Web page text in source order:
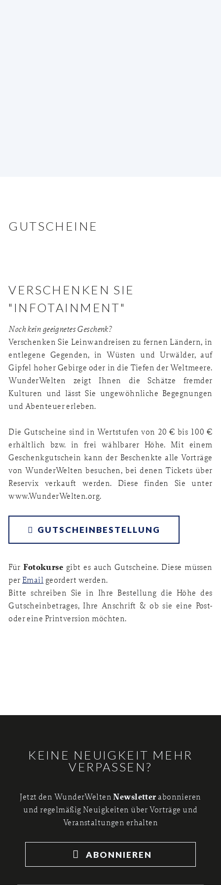
GUTSCHEINE
VERSCHENKEN SIE
"INFOTAINMENT"
Noch kein geeignetes Geschenk?
Verschenken Sie Leinwandreisen zu fernen Ländern, in
entlegene Gegenden, in Wüsten und Urwälder, auf
Gipfel hoher Gebirge oder in die Tiefen der Weltmeere.
WunderWelten zeigt Ihnen die Schätze fremder
Kulturen und lässt Sie ungewöhnliche Begegnungen
und Abenteuer erleben.
Die Gutscheine sind in Wertstufen von 20 € bis 100 €
erhältlich bzw. in frei wählbarer Höhe. Mit einem
Geschenkgutschein kann der Beschenkte alle Vorträge
von WunderWelten besuchen, bei denen Tickets über
Reservix verkauft werden. Diese finden Sie unter
www.WunderWelten.org.
GUTSCHEINBESTELLUNG
FürFotokurse gibt es auch Gutscheine. Diese müssen
perEmail geordert werden.
Bitte schreiben Sie in Ihre Bestellung die Höhe des
Gutscheinbetrages, Ihre Anschrift & ob sie eine Post-
oder eine Printversion möchten.
KEINE NEUIGKEIT MEHR
VERPASSEN?
Jetzt den WunderWeltenNewsletterabonnieren
und regelmäßig Neuigkeiten über Vorträge und
Veranstaltungen erhalten
ABONNIEREN